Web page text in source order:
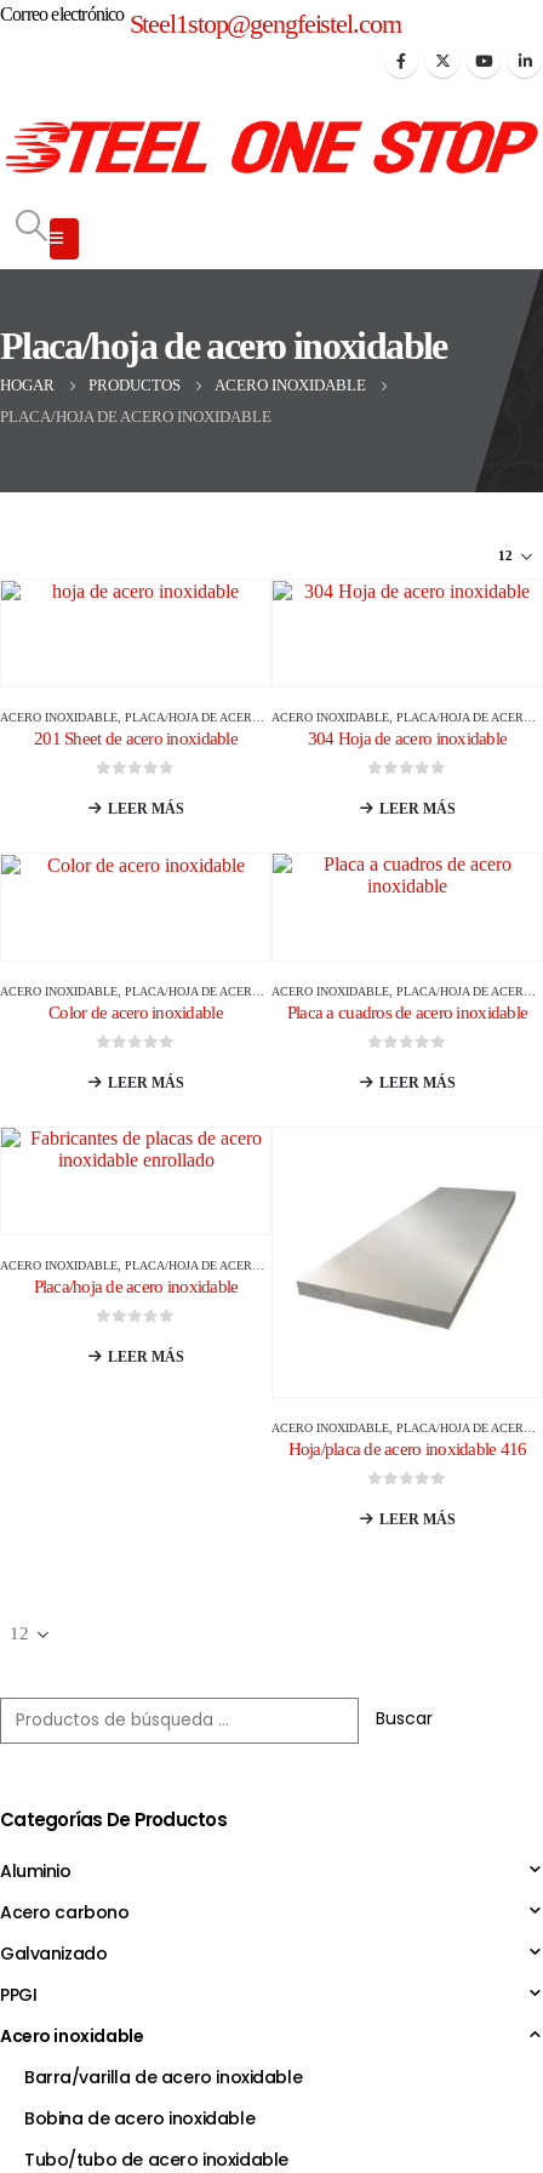
Correo electrónico Steel1stop@gengfeistel.com
Placa/hoja de acero inoxidable
HOGAR PRODUCTOS
ACERO INOXIDABLE
PLACA/HOJA DE ACERO INOXIDABLE
ACERO INOXIDABLE PLACA/HOJA DE ACERO INOXIDABLE
201 Sheet de acero inoxidable
LEER MÁS
ACERO INOXIDABLE PLACA/HOJA DE ACERO INOXIDABLE
304 Hoja de acero inoxidable
LEER MÁS
ACERO INOXIDABLE PLACA/HOJA DE ACERO INOXIDABLE
Color de acero inoxidable
LEER MÁS
ACERO INOXIDABLE PLACA/HOJA DE ACERO INOXIDABLE
Placa a cuadros de acero inoxidable
LEER MÁS
ACERO INOXIDABLE, PLACA/HOJA DE ACERO INOXIDABLE
Placa/hoja de acero inoxidable
LEER MÁS
ACERO INOXIDABLE, PLACA/HOJA DE ACERO INOXIDABLE
Hoja/placa de acero inoxidable 416
LEER MÁS
Buscar
Categorías De Productos
Aluminio
Acero carbono
Galvanizado
PPGI
Acero inoxidable
Barra/varilla de acero inoxidable
Bobina de acero inoxidable
Tubo/tubo de acero inoxidable